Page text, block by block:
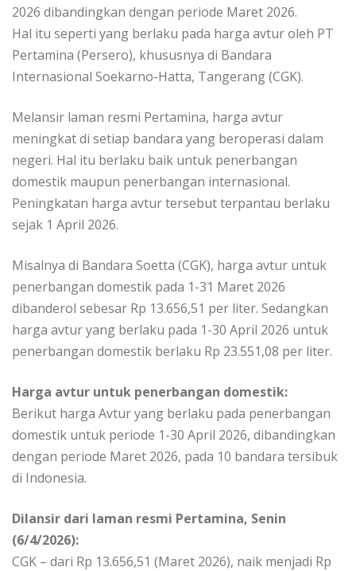
2026 dibandingkan dengan periode Maret 2026.
Hal itu seperti yang berlaku pada harga avtur oleh PT
Pertamina (Persero), khususnya di Bandara
Internasional Soekarno-Hatta, Tangerang (CGK).
Melansir laman resmi Pertamina, harga avtur
meningkat di setiap bandara yang beroperasi dalam
negeri. Hal itu berlaku baik untuk penerbangan
domestik maupun penerbangan internasional.
Peningkatan harga avtur tersebut terpantau berlaku
sejak 1 April 2026.
Misalnya di Bandara Soetta (CGK), harga avtur untuk
penerbangan domestik pada 1-31 Maret 2026
dibanderol sebesar Rp 13.656,51 per liter. Sedangkan
harga avtur yang berlaku pada 1-30 April 2026 untuk
penerbangan domestik berlaku Rp 23.551,08 per liter.
Harga avtur untuk penerbangan domestik:
Berikut harga Avtur yang berlaku pada penerbangan
domestik untuk periode 1-30 April 2026, dibandingkan
dengan periode Maret 2026, pada 10 bandara tersibuk
di Indonesia.
Dilansir dari laman resmi Pertamina, Senin
(6/4/2026):
CGK – dari Rp 13.656,51 (Maret 2026), naik menjadi Rp